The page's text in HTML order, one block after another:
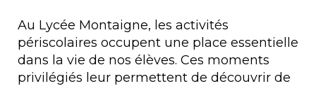
Au Lycée Montaigne, les activités
périscolaires occupent une place essentielle
dans la vie de nos élèves. Ces moments
privilégiés leur permettent de découvrir de